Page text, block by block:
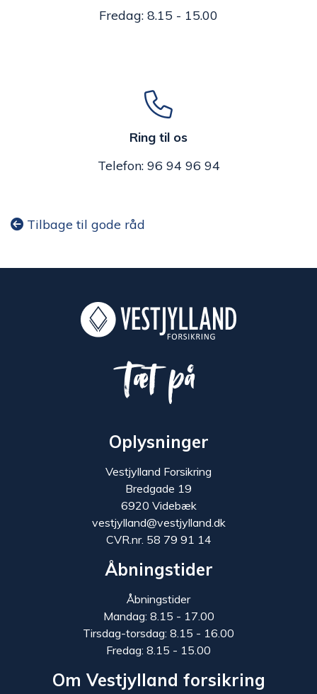
Fredag: 8.15 - 15.00
Ring til os
Telefon: 96 94 96 94
Tilbage til gode råd
Tæt på
Oplysninger
Vestjylland Forsikring
Bredgade 19
6920 Videbæk
vestjylland@vestjylland.dk
CVR.nr. 58 79 91 14
Åbningstider
Åbningstider
Mandag: 8.15 - 17.00
Tirsdag-torsdag: 8.15 - 16.00
Fredag: 8.15 - 15.00
Om Vestjylland forsikring